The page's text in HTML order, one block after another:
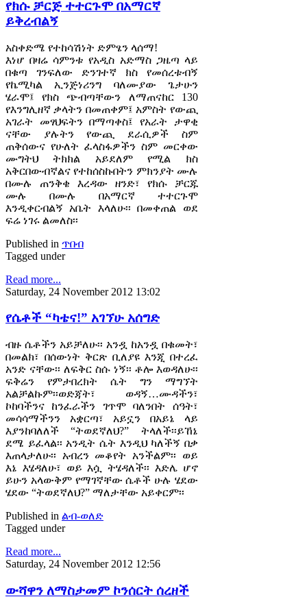
የክሱ ቻርጅ ተተርጉሞ በአማርኛ
ይቅረብልኝ
አስቀድሜ የተከሳሽነት ድምፄን ላሰማ!
እነሆ በዛሬ ሳምንቱ የአዲስ አድማስ ጋዜጣ ላይ
በቁጣ ገንፍለው ድንገተኛ ክስ የመሰረቱብኝ
የኬሚካል ኢንጅነሪንግ ባለሙያው ጌታሁን
ሄራሞ፤ የክስ ጭብጣቸውን ለማጠናከር 130
የእንግሊዘኛ ቃላትን በመጠቀም፤ አምስት የውጪ
አገራት መፃህፍትን በማጣቀስ፤ የአራት ታዋቂ
ናቸው ያሉትን የውጪ ደራሲዎች ስም
ጠቅሰውና የሁለት ፈላስፋዎችን ስም መርቀው
ሙግትህ ትክክል አይደለም የሚል ክስ
አቅርበውብኛልና የተከሰስኩበትን ምክንያት ሙሉ
በሙሉ ጠንቅቄ እረዳው ዘንድ፣ የክሱ ቻርጁ
ሙሉ በሙሉ በአማርኛ ተተርጉሞ
እንዲቀርብልኝ አቤት እላለሁ፡፡ በመቀጠል ወደ
ፍሬ ነገሩ ልመለስ፡፡
Published in ጥበብ
Tagged under
Read more...
Saturday, 24 November 2012 13:02
የሴቶች “ካቴና!” አገኘሁ አሰግድ
ብዙ ሴቶችን አይቻለሁ፡፡ አንዷ ከአንዷ በቁመት፣
በመልክ፣ በሰውነት ቅርጽ ቢለያዩ እንጂ በተረፈ
አንድ ናቸው፡፡ ለፍቅር ስሱ ነኝ፡፡ ቶሎ እወዳለሁ፡፡
ፍቅሬን የምታበረክት ሴት ግን ማግኘት
አልቻልኩም፡፡ወድጃት፣ ወዳኝ…ሙዳችን፣
ኮከባችንና ከንፈራችን ገጥሞ ባለንበት ሰዓት፣
መሳሳማችንን አቋርጣ፣ አይኗን በአይኔ ላይ
እያንከባለለች “ትወደኛለህ?” ትላለች፡፡ይኸኔ
ደሜ ይፈላል፡፡ አንዲት ሴት እንዲህ ካለችኝ በቃ
እጠላታለሁ፡፡ አብረን መቆየት አንችልም፡፡ ወይ
እኔ እሄዳለሁ፣ ወይ እሷ ትሄዳለች፡፡ እድሌ ሆኖ
ይሁን አላውቅም የማገኛቸው ሴቶች ሁሉ ሄደው
ሄደው “ትወደኛለህ?” ማለታቸው አይቀርም፡፡
Published in ልብ-ወለድ
Tagged under
Read more...
Saturday, 24 November 2012 12:56
ውሻዋን ለማስታመም ኮንሰርት ሰረዘች